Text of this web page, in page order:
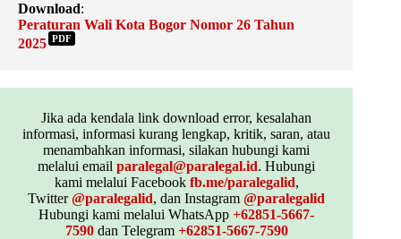
Download:
Peraturan Wali Kota Bogor Nomor 26 Tahun
2025 PDF
Jika ada kendala link download error, kesalahan
informasi, informasi kurang lengkap, kritik, saran, atau
menambahkan informasi, silakan hubungi kami
melalui emailparalegal@paralegal.id. Hubungi
kami melalui Facebook fb.me/paralegalid,
Twitter@paralegalid, dan Instagram@paralegalid
Hubungi kami melalui WhatsApp+62851-5667-
7590dan Telegram +62851-5667-7590